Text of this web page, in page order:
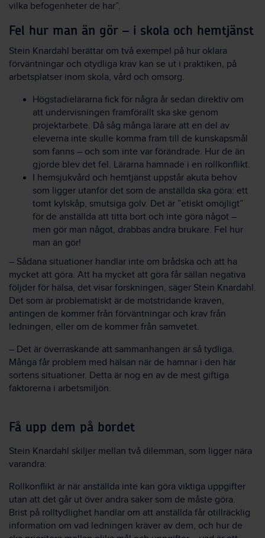
vilka befogenheter de har”.
Fel hur man än gör – i skola och hemtjänst
Stein Knardahl berättar om två exempel på hur oklara
förväntningar och otydliga krav kan se ut i praktiken, på
arbetsplatser inom skola, vård och omsorg.
Högstadielärarna fick för några år sedan direktiv om
att undervisningen framförallt ska ske genom
projektarbete. Då såg många lärare att en del av
eleverna inte skulle komma fram till de kunskapsmål
som fanns – och som inte var förändrade. Hur de än
gjorde blev det fel. Lärarna hamnade i en rollkonflikt.
I hemsjukvård och hemtjänst uppstår akuta behov
som ligger utanför det som de anställda ska göra: ett
tomt kylskåp, smutsiga golv. Det är ”etiskt omöjligt”
för de anställda att titta bort och inte göra något –
men gör man något, drabbas andra brukare. Fel hur
man än gör!
– Sådana situationer handlar inte om brådska och att ha
mycket att göra. Att ha mycket att göra får sällan negativa
följder för hälsa, det visar forskningen, säger Stein Knardahl.
Det som är problematiskt är de motstridande kraven,
antingen de kommer från förväntningar och krav från
ledningen, eller om de kommer från samvetet.
– Det är överraskande att sammanhangen är så tydliga.
Många får problem med hälsan när de hamnar i den här
sortens situationer. Detta är nog en av de mest giftiga
faktorerna i arbetsmiljön.
Få upp dem på bordet
Stein Knardahl skiljer mellan två dilemman, som ligger nära
varandra:
Rollkonflikt är när anställda inte kan göra viktiga uppgifter
utan att det går ut över andra saker som de måste göra.
Brist på rolltydlighet handlar om att anställda får otillräcklig
information om vad ledningen kräver av dem, och hur de